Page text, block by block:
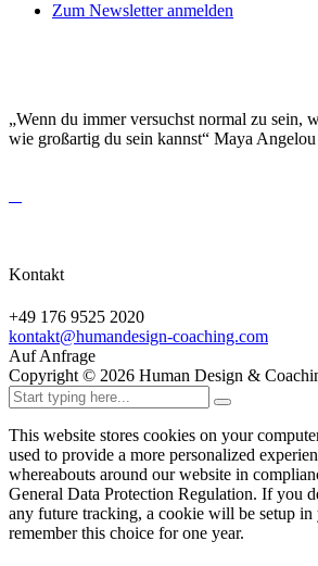
Zum Newsletter anmelden
„Wenn du immer versuchst normal zu sein,
wie großartig du sein kannst“ Maya Angelou
Kontakt
+49 176 9525 2020
kontakt@humandesign-coaching.com
Auf Anfrage
Copyright © 2026 Human Design &
This website stores cookies on your
used to provide a more personalized
whereabouts around our website in
General Data Protection Regulation. If you
any future tracking, a cookie will be setup
remember this choice for one year.